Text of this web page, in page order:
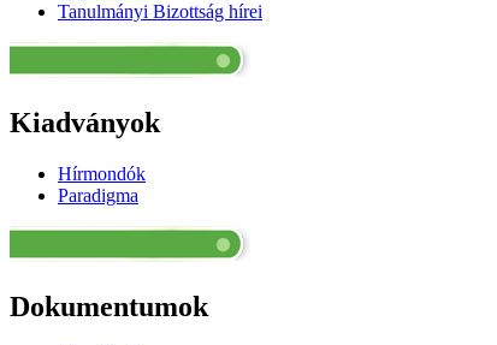
Tanulmányi Bizottság hírei
Kiadványok
Hírmondók
Paradigma
Dokumentumok